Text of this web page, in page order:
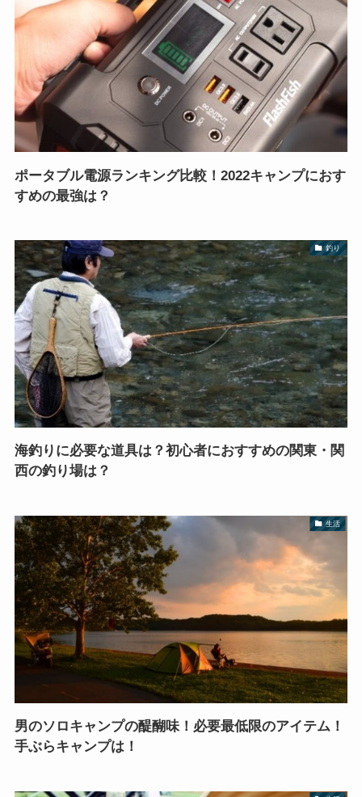
ポータブル電源ランキング比較！2022キャンプにおす
すめの最強は？
釣り
海釣りに必要な道具は？初心者におすすめの関東・関
西の釣り場は？
生活
男のソロキャンプの醍醐味！必要最低限のアイテム！
手ぶらキャンプは！